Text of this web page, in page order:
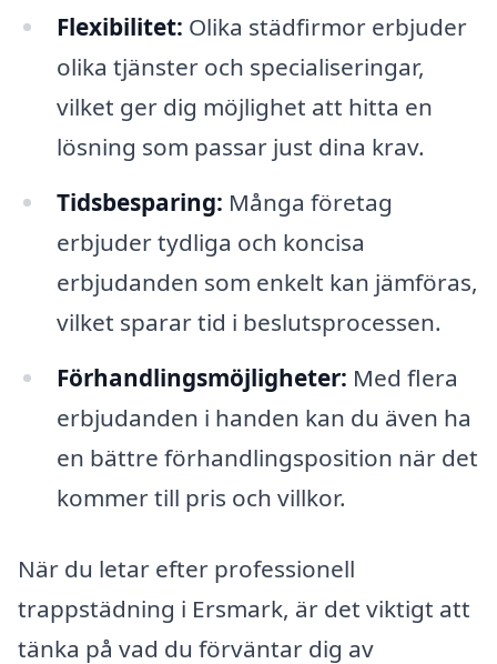
Flexibilitet: Olika städfirmor erbjuder
olika tjänster och specialiseringar,
vilket ger dig möjlighet att hitta en
lösning som passar just dina krav.
Tidsbesparing: Många företag
erbjuder tydliga och koncisa
erbjudanden som enkelt kan jämföras,
vilket sparar tid i beslutsprocessen.
Förhandlingsmöjligheter: Med flera
erbjudanden i handen kan du även ha
en bättre förhandlingsposition när det
kommer till pris och villkor.
När du letar efter professionell
trappstädning i Ersmark, är det viktigt att
tänka på vad du förväntar dig av